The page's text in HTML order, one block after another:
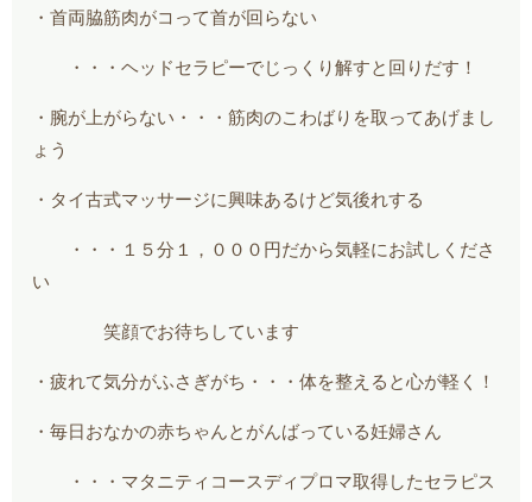
・首両脇筋肉がコって首が回らない
・・・ヘッドセラピーでじっくり解すと回りだす！
・腕が上がらない・・・筋肉のこわばりを取ってあげまし
ょう
・タイ古式マッサージに興味あるけど気後れする
・・・１５分１，０００円だから気軽にお試しくださ
い
笑顔でお待ちしています
・疲れて気分がふさぎがち・・・体を整えると心が軽く！
・毎日おなかの赤ちゃんとがんばっている妊婦さん
・・・マタニティコースディプロマ取得したセラピス